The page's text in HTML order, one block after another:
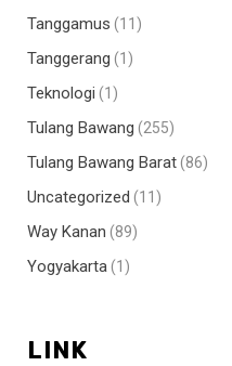
Tanggamus (11)
Tanggerang (1)
Teknologi (1)
Tulang Bawang (255)
Tulang Bawang Barat(86)
Uncategorized (11)
Way Kanan (89)
Yogyakarta (1)
LINK